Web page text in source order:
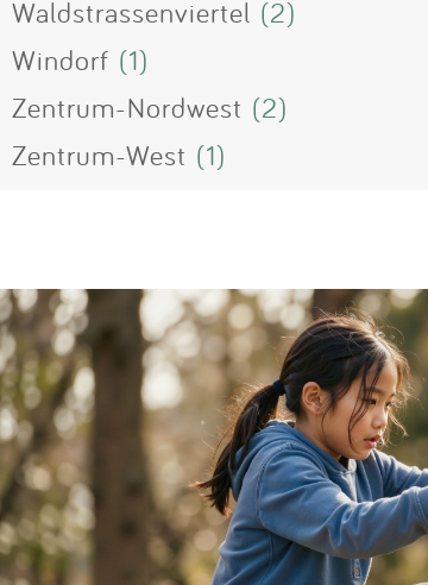
Waldstrassenviertel (2)
Windorf (1)
Zentrum-Nordwest (2)
Zentrum-West (1)